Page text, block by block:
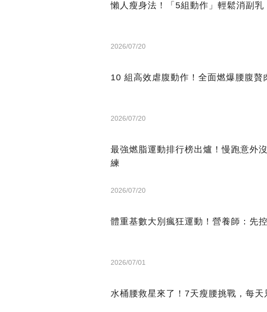
懶人瘦身法！「5組動作」輕鬆消副
2026/07/20
10 組高效虐腹動作！全面燃爆腰腹贅
2026/07/20
最強燃脂運動排行榜出爐！慢跑意外
練
2026/07/20
體重基數大別瘋狂運動！營養師：先
2026/07/01
水桶腰救星來了！7天瘦腰挑戰，每